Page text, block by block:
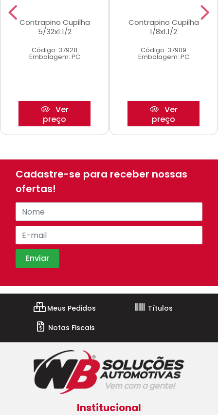
Contrapino Cupilha
5/32x1.1/2
Código: 37928
Embalagem: PC
Ver
preço
Contrapino Cupilha
1/8x1.1/2
Código: 37909
Embalagem: PC
Ver
preço
Cadastre-se para receber nossas
ofertas!
Meus Pedidos
Títulos
Notas Fiscais
Institucional